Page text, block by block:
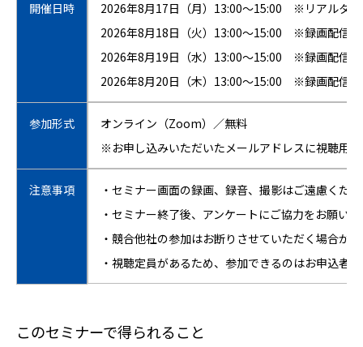
開催日時
2026年8月17日（月）13:00～15:00 ※リアルタ
2026年8月18日（火）13:00～15:00 ※録画配信
2026年8月19日（水）13:00～15:00 ※録画配信
2026年8月20日（木）13:00～15:00 ※録画配信
参加形式
オンライン（Zoom）／無料
※お申し込みいただいたメールアドレスに視聴用
注意事項
・セミナー画面の録画、録音、撮影はご遠慮くだ
・セミナー終了後、アンケートにご協力をお願い
・競合他社の参加はお断りさせていただく場合が
・視聴定員があるため、参加できるのはお申込者
このセミナーで得られること